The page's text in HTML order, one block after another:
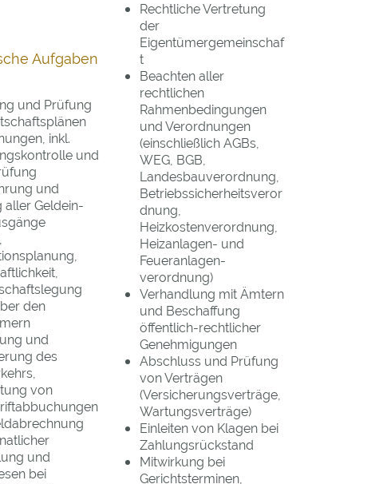
Aufgaben
und Prüfung
inkl.
und
und
aller Geldein-
den
und
des
von
und
bei
Rechtliche Vertretung
der
Eigentümergemeinschaf
t
Beachten aller
rechtlichen
Rahmenbedingungen
und Verordnungen
(einschließlich AGBs,
WEG, BGB,
Landesbauverordnung,
Betriebssicherheitsveror
dnung,
Heizkostenverordnung,
Heizanlagen- und
Feueranlagen-
verordnung)
Verhandlung mit Ämtern
und Beschaffung
öffentlich-rechtlicher
Genehmigungen
Abschluss und Prüfung
von Verträgen
(Versicherungsverträge,
Wartungsverträge)
Einleiten von Klagen bei
Zahlungsrückstand
Mitwirkung bei
Gerichtsterminen,